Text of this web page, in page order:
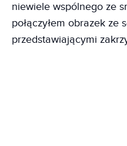
niewiele wspólnego ze
połączyłem obrazek ze
przedstawiającymi